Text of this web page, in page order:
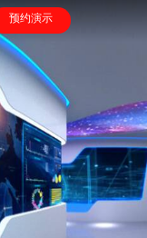
预约演示